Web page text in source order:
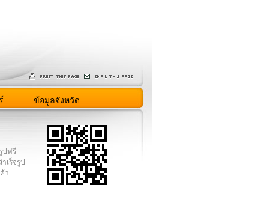
ข้อมูลจังหวัด
ปฟรี
เร็จรูป
า